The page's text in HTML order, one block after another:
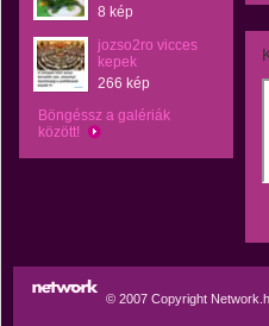
8 kép
jozso2ro vicces
kepek
266 kép
Böngéssz a galériák
között!
© 2007 Copyright